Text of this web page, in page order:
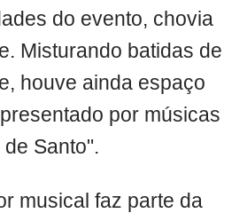
do evento, chovia
Misturando batidas de
houve ainda espaço
por músicas
Santo".
musical faz parte da